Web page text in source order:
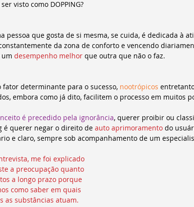
visto como DOPPING?
pessoa que gosta de si mesma, se cuida, é dedicada à
da zona de conforto e vencendo
desempenho melhor que outra que não o faz.
fator determinante para o sucesso, nootrópicos
embora como já dito, facilitem o processo em muitos
é precedido pela ignorância, querer proibir ou
é querer negar o direito de auto aprimoramento do
e claro, sempre sob acompanhamento de um
me foi explicado
a preocupação quanto
a longo prazo porque
como saber em quais
as substâncias atuam.